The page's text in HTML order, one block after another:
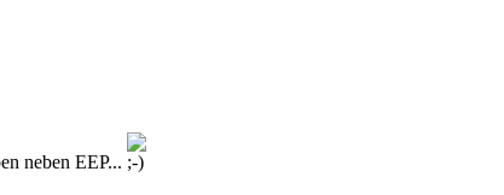
neben EEP...